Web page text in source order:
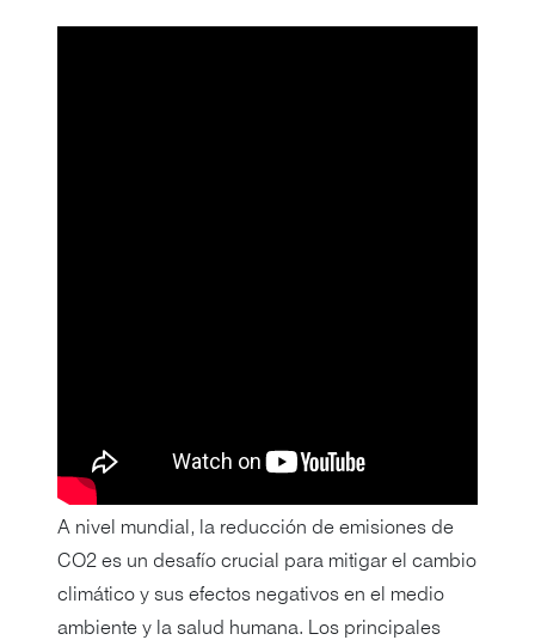
A nivel mundial, la reducción de emisiones de
CO2 es un desafío crucial para mitigar el cambio
climático y sus efectos negativos en el medio
ambiente y la salud humana. Los principales